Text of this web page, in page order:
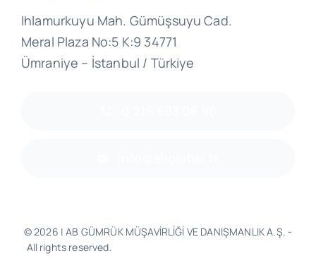
Ihlamurkuyu Mah. Gümüşsuyu Cad.
Meral Plaza No:5 K:9 34771
Ümraniye – İstanbul / Türkiye
© 2026 | AB GÜMRÜK MÜŞAVİRLİĞİ VE DANIŞMANLIK A.Ş. -
All rights reserved.